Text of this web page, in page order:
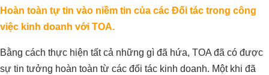
Hoàn toàn tự tin vào niềm tin của các Đối tác trong công
việc kinh doanh với TOA.
Bằng cách thực hiện tất cả những gì đã hứa, TOA đã có được
sự tin tưởng hoàn toàn từ các đối tác kinh doanh. Một khi đã